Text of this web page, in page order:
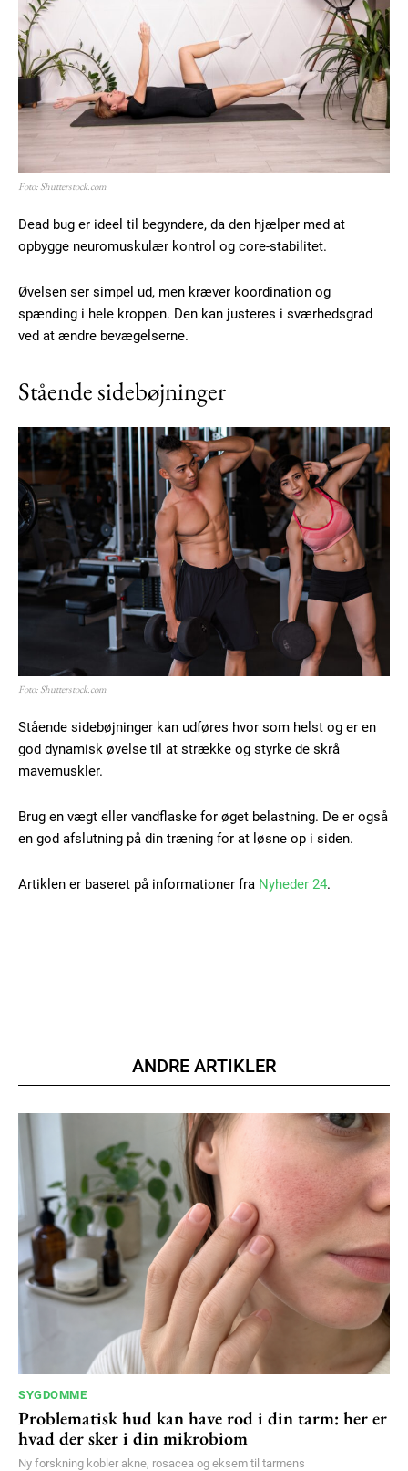
Foto: Shutterstock.com
Dead bug er ideel til begyndere, da den hjælper med at
opbygge neuromuskulær kontrol og core-stabilitet.
Øvelsen ser simpel ud, men kræver koordination og
spænding i hele kroppen. Den kan justeres i sværhedsgrad
ved at ændre bevægelserne.
Stående sidebøjninger
Foto: Shutterstock.com
Stående sidebøjninger kan udføres hvor som helst og er en
god dynamisk øvelse til at strække og styrke de skrå
mavemuskler.
Brug en vægt eller vandflaske for øget belastning. De er også
en god afslutning på din træning for at løsne op i siden.
Artiklen er baseret på informationer fra Nyheder 24.
ANDRE ARTIKLER
SYGDOMME
Problematisk hud kan have rod i din tarm: her er
hvad der sker i din mikrobiom
Ny forskning kobler akne, rosacea og eksem til tarmens